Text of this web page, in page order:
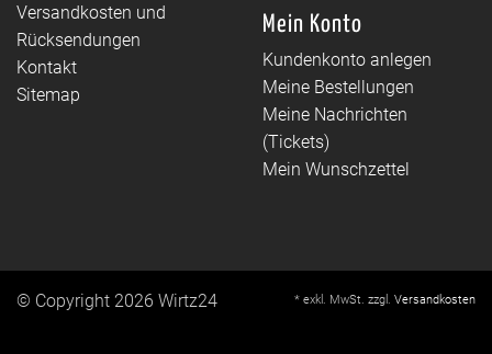
Versandkosten und
Rücksendungen
Kontakt
Sitemap
Mein Konto
Kundenkonto anlegen
Meine Bestellungen
Meine Nachrichten
(Tickets)
Mein Wunschzettel
© Copyright 2026 Wirtz24 * exkl. MwSt. zzgl. Versandkosten